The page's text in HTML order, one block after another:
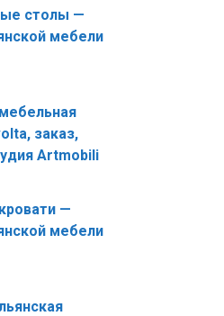
столы —
мебели
заказ,
Artmobili
—
мебели